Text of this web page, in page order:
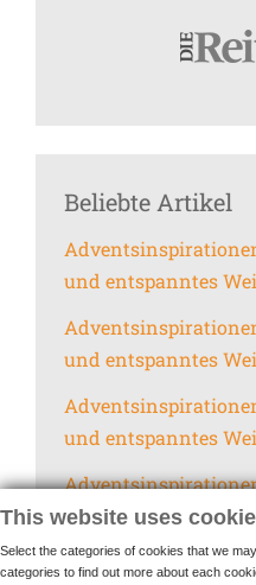
Beliebte Artikel
und entspanntes
und entspanntes
und entspanntes
und entspanntes
Was ich während der
This website uses
Select the categories of cookies that we
categories to find out more about each